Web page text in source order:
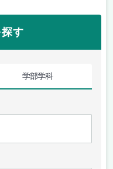
す
学部学科